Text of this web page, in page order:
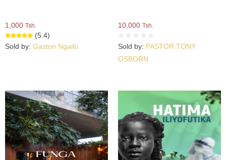
1,000 Tsh.
(5.4)
Sold by: Gaston Ngailo
10,000 Tsh.
Sold by: PASTOR TONY
OSBORN